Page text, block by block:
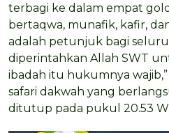
terbagi ke dalam empat
bertaqwa, munafik, kafir,
adalah petunjuk bagi
diperintahkan Allah SWT
ibadah itu hukumnya
safari dakwah yang
ditutup pada pukul 20.53